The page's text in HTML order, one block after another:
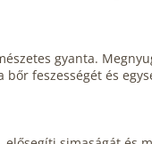
gyanta.
feszességét és